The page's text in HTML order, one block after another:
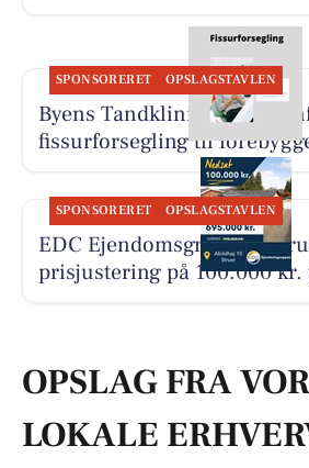
SPONSORERET OPSLAGSTAVLEN
Byens Tandklinik i Struer
fissurforsegling til
SPONSORERET OPSLAGSTAVLEN
EDC Ejen­doms­grup­pen
prisjustering på 100.000 kr.
OPSLAG FRA
LOKALE